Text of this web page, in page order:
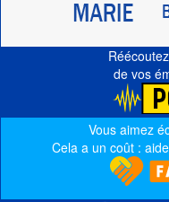
de vos
Vous aimez
Cela a un coût :